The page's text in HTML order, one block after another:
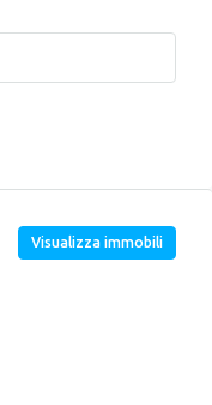
Visualizza immobili